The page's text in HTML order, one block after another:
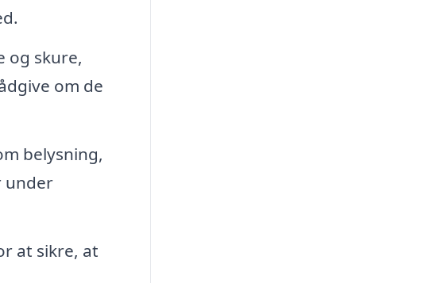
og skure,
om de
belysning,
under
at sikre, at